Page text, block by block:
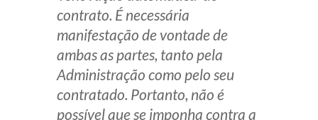
contrato. É necessária
manifestação de vontade de
ambas as partes, tanto pela
Administração como pelo seu
contratado. Portanto, não é
possível que se imponha contra a